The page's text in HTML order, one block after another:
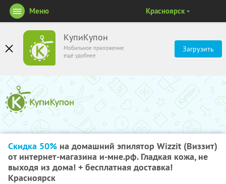
КупиКупон
Мобильное приложение
ещё удобнее
Загрузить
Меню Красноярск
Скидка 50% на домашний эпилятор Wizzit (Виззит)
от интернет-магазина и-мне.рф. Гладкая кожа, не
выходя из дома! + бесплатная доставка!
Красноярск